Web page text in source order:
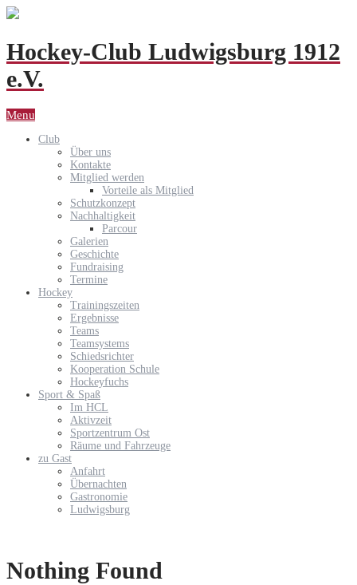
Hockey-Club Ludwigsburg 1912
e.V.
Menu
Club
Über uns
Kontakte
Mitglied werden
Vorteile als Mitglied
Schutzkonzept
Nachhaltigkeit
Parcour
Galerien
Geschichte
Fundraising
Termine
Hockey
Trainingszeiten
Ergebnisse
Teams
Teamsystems
Schiedsrichter
Kooperation Schule
Hockeyfuchs
Sport & Spaß
Im HCL
Aktivzeit
Sportzentrum Ost
Räume und Fahrzeuge
zu Gast
Anfahrt
Übernachten
Gastronomie
Ludwigsburg
Nothing Found